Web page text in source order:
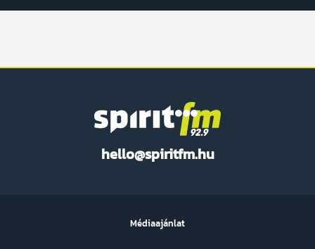
hello@spiritfm.hu
FM
Médiaajánlat